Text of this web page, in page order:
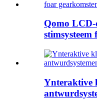
Qomo
Ynteraktive